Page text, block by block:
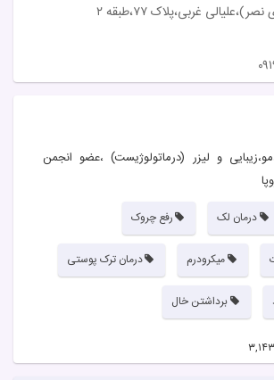
غربی،پلاک ۷۷،طبقه ۲
و لیزر (درماتولوژیست) ،عضو انجمن
درمان لک رفع چروک
میکرودرم درمان ترک پوستی
برداشتن خال